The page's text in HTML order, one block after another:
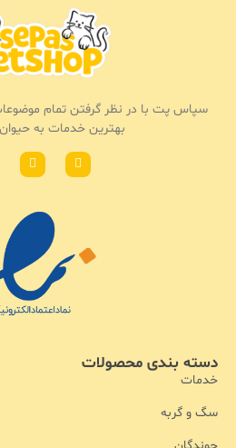
دسته بندی محصولات
خدمات
سگ و گربه
سپاس پت با در نظر گرفتن تمام
بهترین خدمات به